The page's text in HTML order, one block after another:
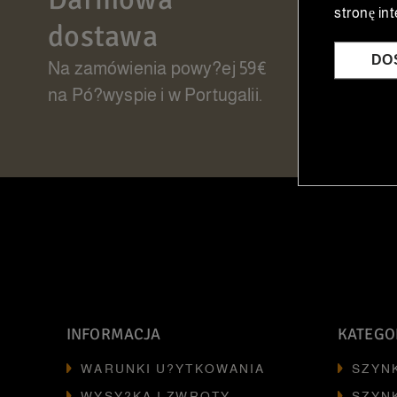
dostawa
Na zamówienia powy?ej 59€
na Pó?wyspie i w Portugalii.
INFORMACJA
WARUNKI U?YTKOWANIA
stronę